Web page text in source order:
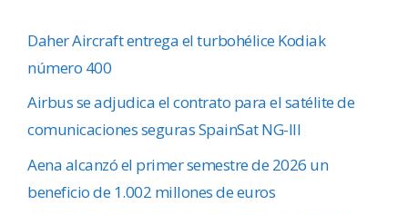
Daher Aircraft entrega el turbohélice Kodiak
número 400
Airbus se adjudica el contrato para el satélite de
comunicaciones seguras SpainSat NG-III
Aena alcanzó el primer semestre de 2026 un
beneficio de 1.002 millones de euros